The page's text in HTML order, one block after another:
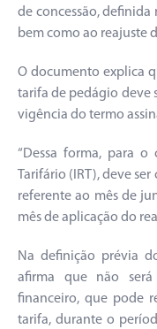
de concessão, definida
bem como ao reajuste
O documento explica
tarifa de pedágio deve
vigência do termo
“Dessa forma, para
Tarifário (IRT), deve
referente ao mês de
mês de aplicação do
Na definição prévia
afirma que não
financeiro, que pode
tarifa, durante o